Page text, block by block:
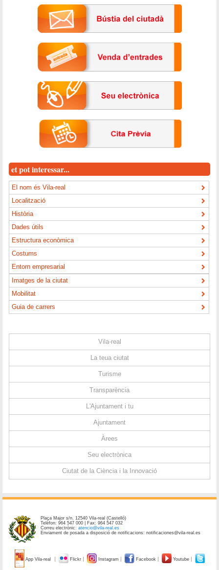
et pot interessar...
El nom és Vila-real
Localització
Història
Dades útils
Estructura econòmica
Costums
Entorn empresarial
Imatges de la ciutat
Mobilitat
Guia de carrers
Vila-real
La teua ciutat
Turisme
Transparència
L'Ajuntament i tu
Ajuntament
Àrees
Seu electrònica
Ciutat de la Ciència i la Innovació
Plaça Major s/n. 12540 Vila-real (Castelló)
Telèfon: 964 547 000 | Fax: 964 547 032
Correu electrònic:atencio@vila-real.es
Enviament de posada a disposició de notificacions: notificaciones@vila-real.es
App Vila-real Flickr Instagram Facebook Youtube